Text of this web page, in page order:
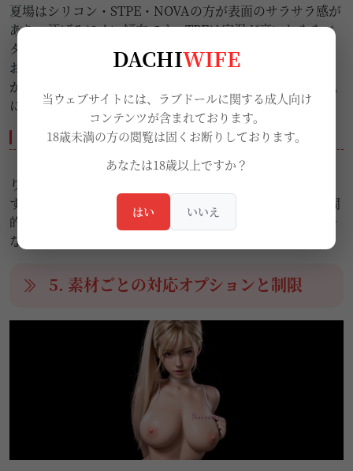
夏場はシリコン・STPE・NOVAの方が表面のサラサラ感が
あり、汗ばみにくい傾向です。TPEは室温が高いとややベ
タつきを感じることがあるため、エアコンで湿度を下げて
おくと快適です。冬場はどの素材も最初は冷たく感じます
が、添い寝の前に湯たんぽや電気毛布で温めておくと、肌
に触れたときのひんやり感が大幅に和らぎます。
4.5 抱き心地
「柔らかさで包まれる感覚」を求めるならTPE、「しっか
りした体の存在感」を求めるならシリコンが向いていま
す。STPEとNOVAは、長時間添い寝しても疲れにくい中間
的な抱き心地が特徴で、寝姿勢を変えたときの違和感が少
ない傾向にあります。
5. 素材ごとの対応オプションと制限
DACHIWIFE
当ウェブサイトには、ラブドールに関する成人向け
コンテンツが含まれております。
18歳未満の方の閲覧は固くお断りしております。
あなたは18歳以上ですか？
はい いいえ